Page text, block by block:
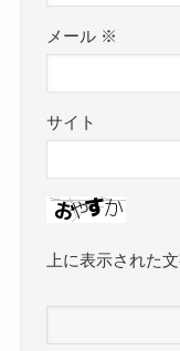
メール ※
サイト
上に表示された